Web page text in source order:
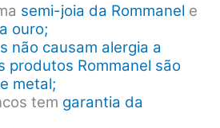
semi-joia da Rommanel e
ouro;
não causam alergia a
produtos Rommanel são
metal;
tem garantia da